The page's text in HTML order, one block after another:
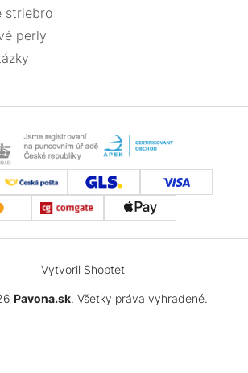
striebro
perly
Vytvoril Shoptet
Pavona.sk. Všetky práva vyhradené.